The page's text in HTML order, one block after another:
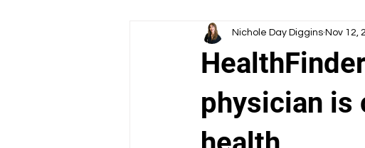
Health Updates Uncategorized
School Health Center
physician
Nichole Day Diggins Nov 12,